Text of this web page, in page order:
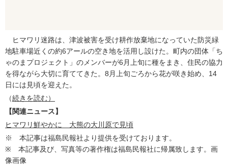
ヒマワリ迷路は、津波被害を受け耕作放棄地になっていた防災緑
地駐車場近くの約6アールの空き地を活用し設けた。町内の団体「ち
ゃのまプロジェクト」のメンバーが6月上旬に種をまき、住民の協力
を得ながら大切に育ててきた。8月上旬ごろから花が咲き始め、14
日には見頃を迎えた。
（続きを読む）
【関連ニュース】
ヒマワリ鮮やかに 大熊の大川原で見頃
※ 本記事は福島民報社より提供を受けております。
※ 本記事及び、写真等の著作権は福島民報社に帰属致します。画
像画像